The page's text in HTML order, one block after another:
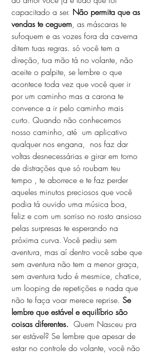
capacitado a ser. Não permita que as
vendas te ceguem, as máscaras te
sufoquem e as vozes fora da caverna
ditem tuas regras. só você tem a
direção, tua mão tá no volante, não
aceite o palpite, se lembre o que
acontece toda vez que você quer ir
por um caminho mas a carona te
convence a ir pelo caminho mais
curto. Quando não conhecemos
nosso caminho, até  um aplicativo
qualquer nos engana,  nos faz dar
voltas desnecessárias e girar em torno
de distrações que só roubam teu
tempo , te aborrece e te faz perder
aqueles minutos preciosos que você
podia tá ouvido uma música boa,
feliz e com um sorriso no rosto ansioso
pelas surpresas te esperando na
próxima curva. Você pediu sem
aventura, mas aí dentro você sabe que
sem aventura não tem a menor graça,
sem aventura tudo é mesmice, chatice,
um looping de repetições e nada que
não te faça voar merece reprise. Se
lembre que estável e equilíbrio são
coisas diferentes.
  Quem Nasceu pra
ser estável? Se lembre que apesar de
estar no controle do volante, você não